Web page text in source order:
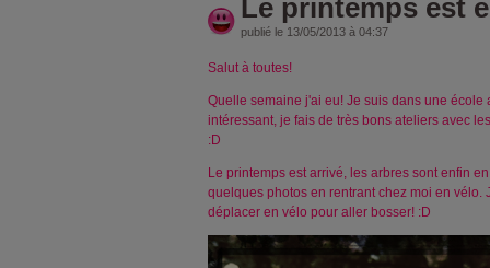
Le printemps est
publié le 13/05/2013 à 04:37
Salut à toutes!
Quelle semaine j'ai eu! Je suis dans une école
intéressant, je fais de très bons ateliers avec
:D
Le printemps est arrivé, les arbres sont enfin
quelques photos en rentrant chez moi en vélo.
déplacer en vélo pour aller bosser! :D